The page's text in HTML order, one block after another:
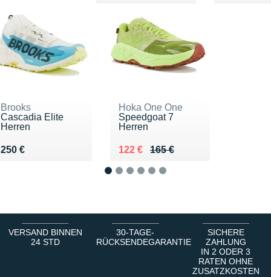
Brooks
Cascadia Elite
Herren
250 €
Vendu 250 €
Hoka One One
Speedgoat 7
Herren
165 €
Au lieu de 165 €
122 €
Vendu 122 €
VERSAND BINNEN
24 STD
30-TAGE-
RÜCKSENDEGARANTIE
SICHERE
ZAHLUNG
IN 2 ODER 3
RATEN OHNE
ZUSATZKOSTEN